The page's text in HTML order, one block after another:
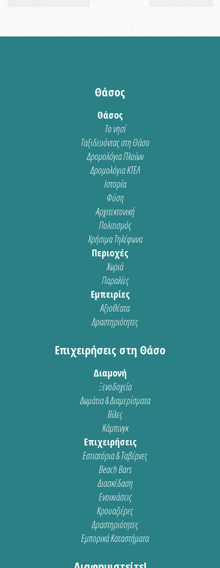
Θάσος
Θάσος
Το νησί
Ταξιδευόντας στη Θάσο
Δρομολόγια Πλοίων
Δρομολόγια ΚΤΕΛ
Ιστορία
Φύση
Αρχιτεκτονική
Πολιτισμός
Χρήσιμα Τηλέφωνα
Περιοχές
Χωριά
Παραλίες
Εμπειρίες
Αξιοθέατα
Δραστηριότητες
Επιχειρήσεις στη Θάσο
Διαμονή
Ξενοδοχεία
Δωμάτια & Διαμερίσματα
Βίλες
Κάμπινγκ
Επιχειρήσεις
Εστιατόρια & Ταβέρνες
Beach Bars
Διασκέδαση
Ενοικιάσεις
Κρουαζιέρες
Δραστηριότητες
Εμπορικά Καταστήματα